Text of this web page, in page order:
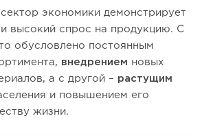
сектор экономики демонстрирует
и высокий спрос на продукцию. С
обусловлено постоянным
внедрением новых
а с другой – растущим
и повышением его
жизни.